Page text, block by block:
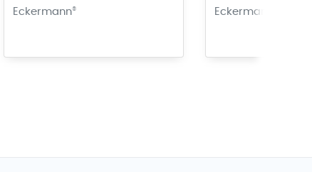
Eckermann® Eckermann